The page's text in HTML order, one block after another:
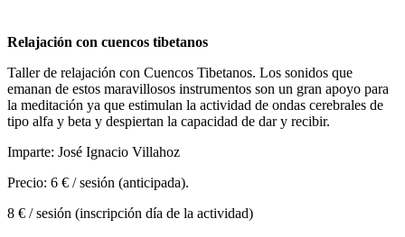
Relajación con cuencos tibetanos
Taller de relajación con Cuencos Tibetanos. Los sonidos que
emanan de estos maravillosos instrumentos son un gran apoyo para
la meditación ya que estimulan la actividad de ondas cerebrales de
tipo alfa y beta y despiertan la capacidad de dar y recibir.
Imparte: José Ignacio Villahoz
Precio: 6 € / sesión (anticipada).
8 € / sesión (inscripción día de la actividad)